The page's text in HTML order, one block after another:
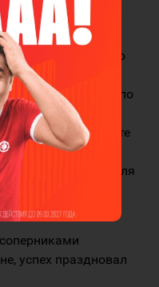
после травм.
сегодня
серию до
Галкина в игре с
в топ вратарей по
Алексей
в чемпионате
бросков (34).
250-м в КХЛ для
вплотную
успех праздновал